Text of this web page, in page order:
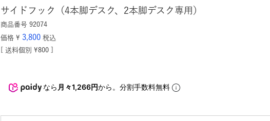
サイドフック（4本脚デスク、2本脚デスク専用）
商品番号 92074
価格 ¥ 3,800 税込
送料個別
¥800
なら 月々1,266円から。分割手数料無料